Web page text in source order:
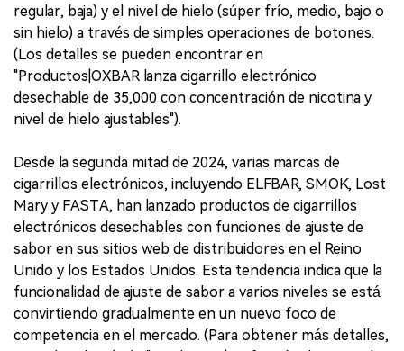
regular, baja) y el nivel de hielo (súper frío, medio, bajo o
sin hielo) a través de simples operaciones de botones.
(Los detalles se pueden encontrar en
"Productos|OXBAR lanza cigarrillo electrónico
desechable de 35,000 con concentración de nicotina y
nivel de hielo ajustables").
Desde la segunda mitad de 2024, varias marcas de
cigarrillos electrónicos, incluyendo ELFBAR, SMOK, Lost
Mary y FASTA, han lanzado productos de cigarrillos
electrónicos desechables con funciones de ajuste de
sabor en sus sitios web de distribuidores en el Reino
Unido y los Estados Unidos. Esta tendencia indica que la
funcionalidad de ajuste de sabor a varios niveles se está
convirtiendo gradualmente en un nuevo foco de
competencia en el mercado. (Para obtener más detalles,